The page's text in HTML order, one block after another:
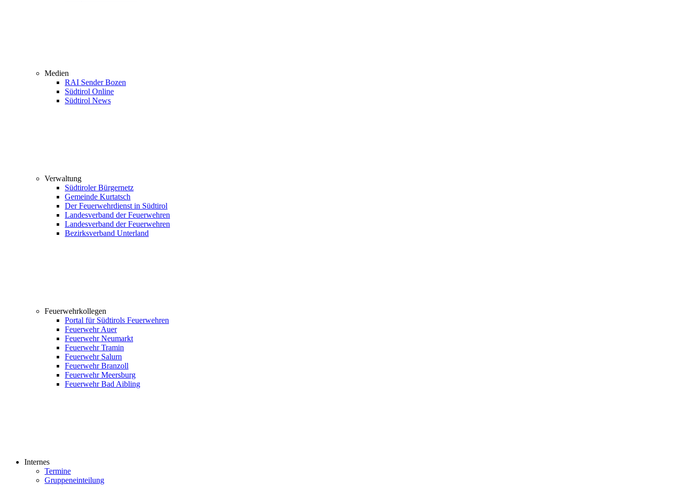
Medien
RAI Sender Bozen
Südtirol Online
Südtirol News
Verwaltung
Südtiroler Bürgernetz
Gemeinde Kurtatsch
Der Feuerwehrdienst in Südtirol
Landesverband der Feuerwehren
Landesverband der Feuerwehren
Bezirksverband Unterland
Feuerwehrkollegen
Portal für Südtirols Feuerwehren
Feuerwehr Auer
Feuerwehr Neumarkt
Feuerwehr Tramin
Feuerwehr Salurn
Feuerwehr Branzoll
Feuerwehr Meersburg
Feuerwehr Bad Aibling
Internes
Termine
Gruppeneinteilung